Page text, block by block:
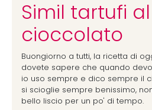
Simil tartufi al
cioccolato
Buongiorno a tutti, la ricetta di
dovete sapere che quando
io uso sempre e dico sempre il
si scioglie sempre benissimo,
bello liscio per un po' di tempo.